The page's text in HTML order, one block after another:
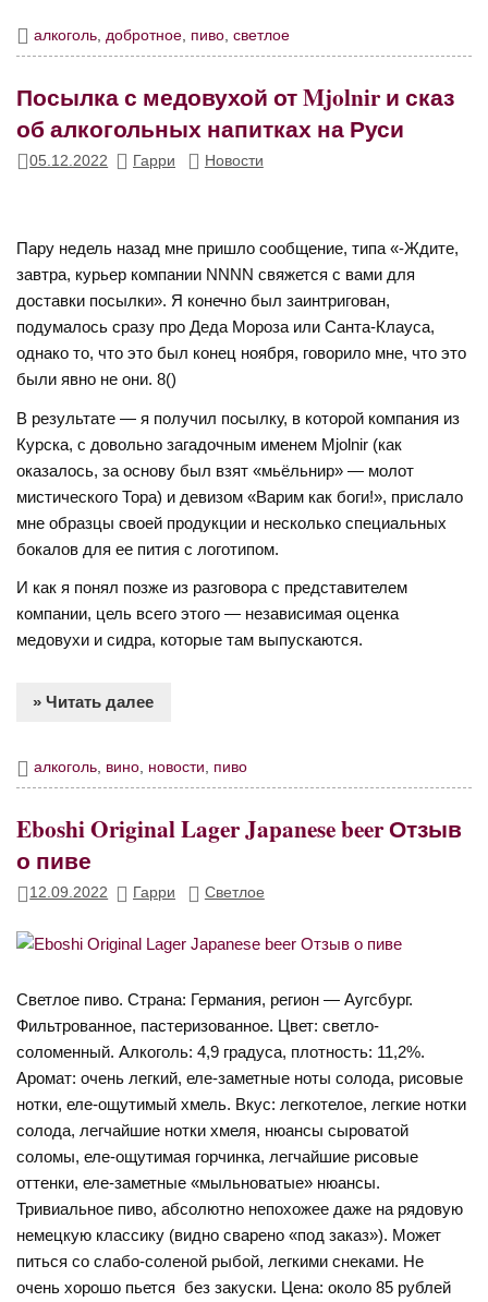
алкоголь,добротное, пиво,светлое
Посылка с медовухой от Mjolnir и сказ
об алкогольных напитках на Руси
05.12.2022 Гарри Новости
Пару недель назад мне пришло сообщение, типа «-Ждите,
завтра, курьер компании NNNN свяжется с вами для
доставки посылки». Я конечно был заинтригован,
подумалось сразу про Деда Мороза или Санта-Клауса,
однако то, что это был конец ноября, говорило мне, что это
были явно не они. 8()
В результате — я получил посылку, в которой компания из
Курска, с довольно загадочным именем Mjolnir (как
оказалось, за основу был взят «мьёльнир» — молот
мистического Тора) и девизом «Варим как боги!», прислало
мне образцы своей продукции и несколько специальных
бокалов для ее пития с логотипом.
И как я понял позже из разговора с представителем
компании, цель всего этого — независимая оценка
медовухи и сидра, которые там выпускаются.
» Читать далее
алкоголь, вино, новости, пиво
Eboshi Original Lager Japanese beer Отзыв
о пиве
12.09.2022 Гарри Светлое
Светлое пиво. Страна: Германия, регион — Аугсбург.
Фильтрованное, пастеризованное. Цвет: светло-
соломенный. Алкоголь: 4,9 градуса, плотность: 11,2%.
Аромат: очень легкий, еле-заметные ноты солода, рисовые
нотки, еле-ощутимый хмель. Вкус: легкотелое, легкие нотки
солода, легчайшие нотки хмеля, нюансы сыроватой
соломы, еле-ощутимая горчинка, легчайшие рисовые
оттенки, еле-заметные «мыльноватые» нюансы.
Тривиальное пиво, абсолютно непохожее даже на рядовую
немецкую классику (видно сварено «под заказ»). Может
питься со слабо-соленой рыбой, легкими снеками. Не
очень хорошо пьется без закуски. Цена: около 85 рублей